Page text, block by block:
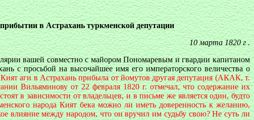
в Астрахань туркменской депутации
10 марта 1820 г .
вашей совместно с майором Пономаревым и гвардии капитаном
с просьбой на высочайшее имя его императорского величества о
аги в Астрахань прибыла от йомутов другая депутация (АКАК, т.
Вильяминову от 22 февраля 1820 г. отмечал, что содержание их
в зависимости от владельцев, и в письме же является один, будто
народа Кият бека можно ли иметь доверенность к желанию,
влияние между народом, что он вручил им судьбу свою? Не суть ли